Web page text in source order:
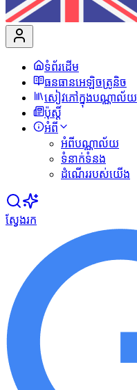
ទំព័រដើម
ធនធានអេឡិចត្រូនិច
សៀវភៅក្នុងបណ្ណាល័យ
ប៉ុស្ដិ៍
អំពី
អំពីបណ្ណាល័យ
ទំនាក់ទំនង
ដំណើររបស់យើង
ស្វែងរក